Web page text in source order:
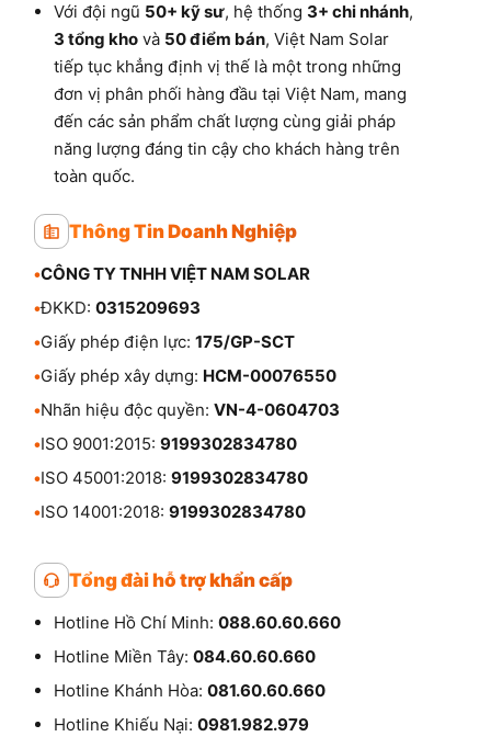
Với đội ngũ 50+ kỹ sư, hệ thống 3+ chi nhánh,
3 tổng kho và 50 điểm bán, Việt Nam Solar
tiếp tục khẳng định vị thế là một trong những
đơn vị phân phối hàng đầu tại Việt Nam, mang
đến các sản phẩm chất lượng cùng giải pháp
năng lượng đáng tin cậy cho khách hàng trên
toàn quốc.
Thông Tin Doanh Nghiệp
•CÔNG TY TNHH VIỆT NAM SOLAR
•ĐKKD: 0315209693
•Giấy phép điện lực: 175/GP-SCT
•Giấy phép xây dựng: HCM-00076550
•Nhãn hiệu độc quyền: VN-4-0604703
•ISO 9001:2015: 9199302834780
•ISO 45001:2018: 9199302834780
•ISO 14001:2018: 9199302834780
Tổng đài hỗ trợ khẩn cấp
Hotline Hồ Chí Minh: 088.60.60.660
Hotline Miền Tây: 084.60.60.660
Hotline Khánh Hòa: 081.60.60.660
Hotline Khiếu Nại: 0981.982.979